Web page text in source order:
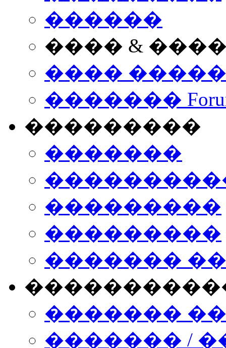
������
���� &
����
�������
���������
�������
���������
���������
�������
�������
������� /